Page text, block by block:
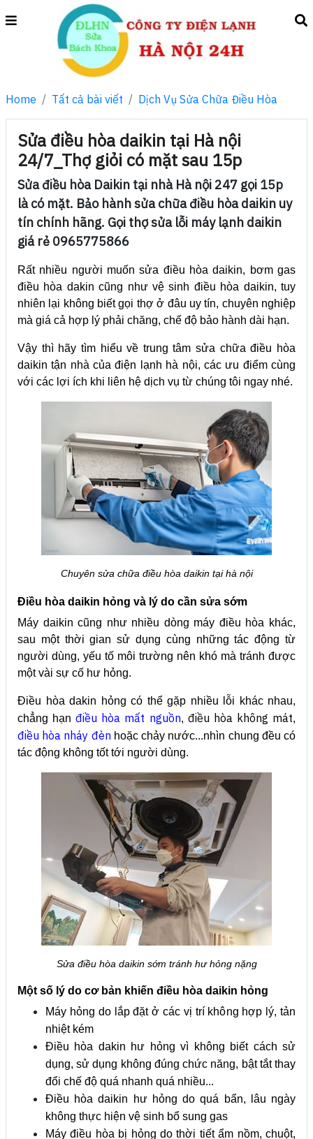
Home Tất cả bài viết Dịch Vụ Sửa Chữa Điều Hòa
Sửa điều hòa daikin tại Hà nội
24/7_Thợ giỏi có mặt sau 15p
Sửa điều hòa Daikin tại nhà Hà nội 247 gọi 15p
là có mặt. Bảo hành sửa chữa điều hòa daikin uy
tín chính hãng. Gọi thợ sửa lỗi máy lạnh daikin
giá rẻ 0965775866
Rất nhiều người muốn sửa điều hòa daikin, bơm gas
điều hòa dakin cũng như vệ sinh điều hòa daikin, tuy
nhiên lại không biết gọi thợ ở đâu uy tín, chuyên nghiệp
mà giá cả hợp lý phải chăng, chế độ bảo hành dài hạn.
Vậy thì hãy tìm hiểu về trung tâm sửa chữa điều hòa
daikin tận nhà của điện lạnh hà nội, các ưu điểm cùng
với các lợi ích khi liên hệ dịch vụ từ chúng tôi ngay nhé.
Chuyên sửa chữa điều hòa daikin tại hà nội
Điều hòa daikin hỏng và lý do cần sửa sớm
Máy daikin cũng như nhiều dòng máy điều hòa khác,
sau một thời gian sử dụng cùng những tác động từ
người dùng, yếu tố môi trường nên khó mà tránh được
một vài sự cố hư hỏng.
Điều hòa dakin hỏng có thể gặp nhiều lỗi khác nhau,
chẳng hạnđiều hòa mất nguồn, điều hòa không mát,
điều hòa nháy đènhoặc chảy nước...nhìn chung đều có
tác động không tốt tới người dùng.
Sửa điều hòa daikin sớm tránh hư hỏng nặng
Một số lý do cơ bản khiến điều hòa daikin hỏng
Máy hỏng do lắp đặt ở các vị trí không hợp lý, tản
nhiệt kém
Điều hòa dakin hư hỏng vì không biết cách sử
dụng, sử dụng không đúng chức năng, bật tắt thay
đổi chế độ quá nhanh quá nhiều...
Điều hòa daikin hư hỏng do quá bẩn, lâu ngày
không thực hiện vệ sinh bổ sung gas
Máy điều hòa bị hỏng do thời tiết ẩm nồm, chuột,